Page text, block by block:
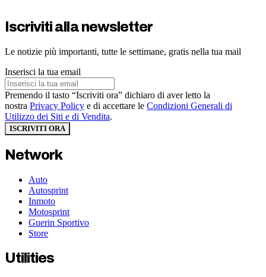
Iscriviti alla newsletter
Le notizie più importanti, tutte le settimane, gratis nella tua mail
Inserisci la tua email
Premendo il tasto “Iscriviti ora” dichiaro di aver letto la
nostra Privacy Policy e di accettare le Condizioni Generali di
Utilizzo dei Siti e di Vendita.
ISCRIVITI ORA
Network
Auto
Autosprint
Inmoto
Motosprint
Guerin Sportivo
Store
Utilities